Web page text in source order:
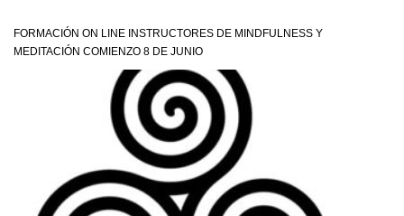
FORMACIÓN ON LINE INSTRUCTORES DE MINDFULNESS Y
MEDITACIÓN COMIENZO 8 DE JUNIO